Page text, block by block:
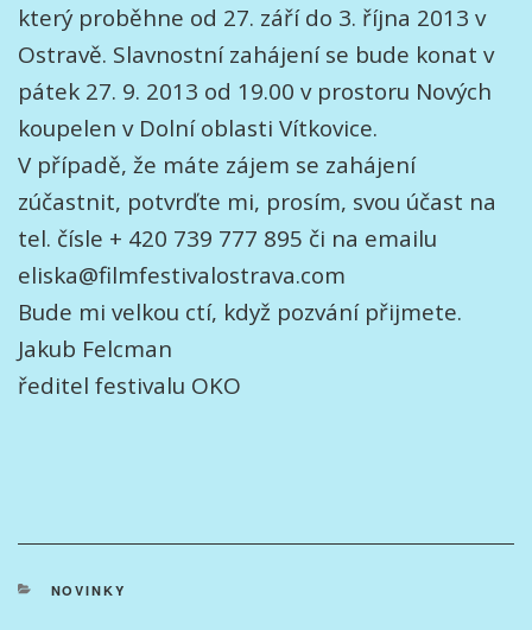
který proběhne od 27. září do 3. října 2013 v
Ostravě. Slavnostní zahájení se bude konat v
pátek 27. 9. 2013 od 19.00 v prostoru Nových
koupelen v Dolní oblasti Vítkovice.
V případě, že máte zájem se zahájení
zúčastnit, potvrďte mi, prosím, svou účast na
tel. čísle + 420 739 777 895 či na emailu
eliska@filmfestivalostrava.com
Bude mi velkou ctí, když pozvání přijmete.
Jakub Felcman
ředitel festivalu OKO
RUBRIKY
NOVINKY